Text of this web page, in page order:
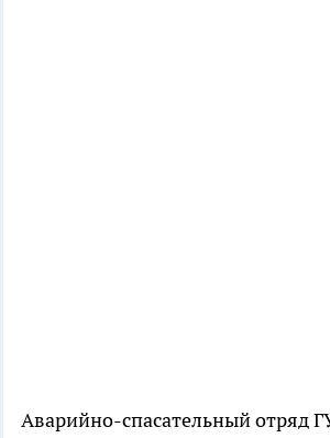
Аварийно-спасательный отряд